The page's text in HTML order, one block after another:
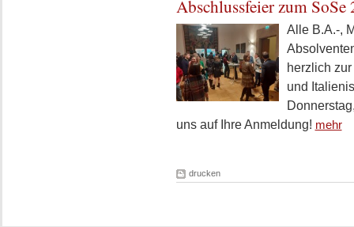
Abschlussfeier zum
Alle B.A.-,
herzlich
und
uns auf Ihre Anmeldung! mehr
drucken